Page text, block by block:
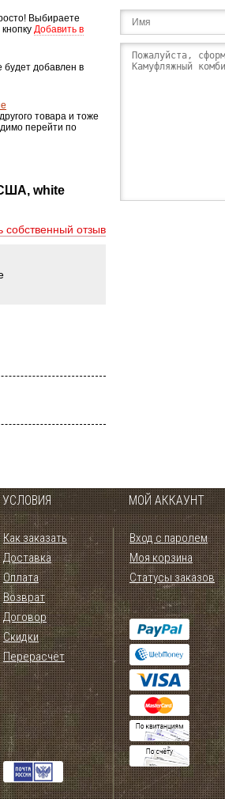
Выбираете
Добавить в
добавлен в
товара и тоже
перейти по
white
собственный отзыв
УСЛОВИЯ МОЙ АККАУНТ
Как заказать
Доставка
Оплата
Возврат
Договор
Скидки
Перерасчёт
Вход с паролем
Моя корзина
Статусы заказов